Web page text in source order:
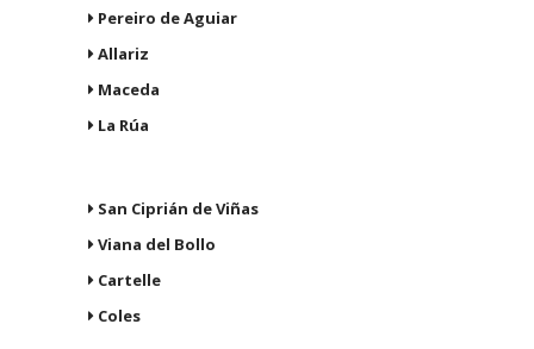
Pereiro de Aguiar
Allariz
Maceda
La Rúa
San Ciprián de Viñas
Viana del Bollo
Cartelle
Coles